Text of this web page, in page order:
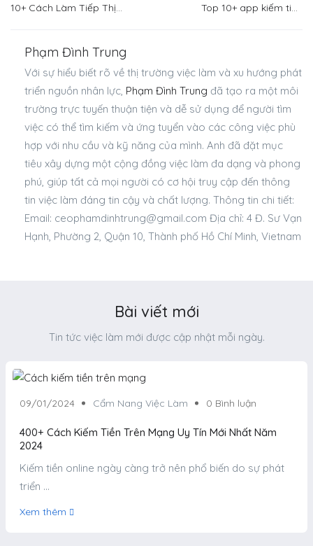
10+ Cách Làm Tiếp Thị
Top 10+ app kiếm tiền
Phạm Đình Trung
Với sự hiểu biết rõ về thị trường việc làm và xu hướng phát
triển nguồn nhân lực, Phạm Đình Trung đã tạo ra một môi
trường trực tuyến thuận tiện và dễ sử dụng để người tìm
việc có thể tìm kiếm và ứng tuyển vào các công việc phù
hợp với nhu cầu và kỹ năng của mình. Anh đã đặt mục
tiêu xây dựng một cộng đồng việc làm đa dạng và phong
phú, giúp tất cả mọi người có cơ hội truy cập đến thông
tin việc làm đáng tin cậy và chất lượng. Thông tin chi tiết:
Email: ceophamdinhtrung@gmail.com Địa chỉ: 4 Đ. Sư Vạn
Hạnh, Phường 2, Quận 10, Thành phố Hồ Chí Minh, Vietnam
Bài viết mới
Tin tức việc làm mới được cập nhật mỗi ngày.
09/01/2024 Cẩm Nang Việc Làm 0 Bình luận
400+ Cách Kiếm Tiền Trên Mạng Uy Tín Mới Nhất Năm
2024
Kiếm tiền online ngày càng trở nên phổ biến do sự phát
triển ...
Xem thêm